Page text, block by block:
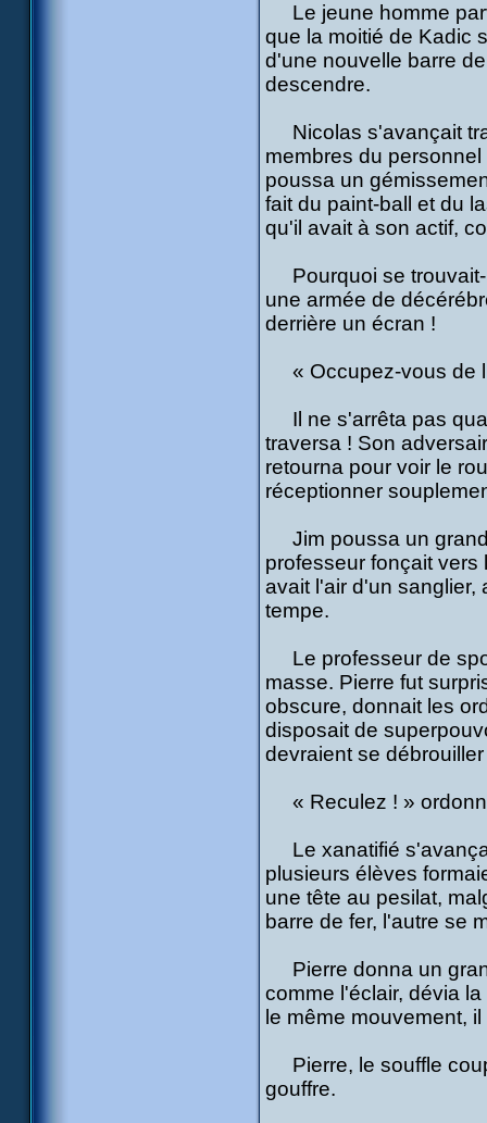
Le jeune homme
que la moitié de Kadic
d'une nouvelle barre
descendre.
Nicolas s'avançait
membres du
poussa un
fait du paint-ball et du
qu'il avait à son actif,
Pourquoi se trouvait-
une armée de
derrière un écran !
« Occupez-vous de
Il ne s'arrêta pas
traversa ! Son
retourna pour voir le
réceptionner
Jim poussa un grand
professeur fonçait
avait l'air d'un sanglier,
tempe.
Le professeur de
masse. Pierre fut
obscure, donnait les
disposait de
devraient se
« Reculez ! »
Le xanatifié s'avança
plusieurs élèves
une tête au pesilat,
barre de fer, l'autre se
Pierre donna un
comme l'éclair, dévia
le même mouvement,
Pierre, le souffle
gouffre.